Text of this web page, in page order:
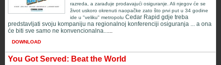
razreda, a zarađuje prodavajući osiguranje. Ali njegov će se
život uskoro okrenuti naopačke zato što prvi put u 34 godine
ide u "veliku" metropolu Cedar Rapid gdje treba
predstavljati svoju kompaniju na regionalnoj konferenciji osiguranja ... a ona
će biti sve samo ne konvencionalna......
DOWNLOAD
You Got Served: Beat the World